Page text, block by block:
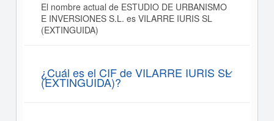
El nombre actual de ESTUDIO DE URBANISMO
E INVERSIONES S.L. es VILARRE IURIS SL
(EXTINGUIDA)
¿Cuál es el CIF de VILARRE IURIS SL
(EXTINGUIDA)?